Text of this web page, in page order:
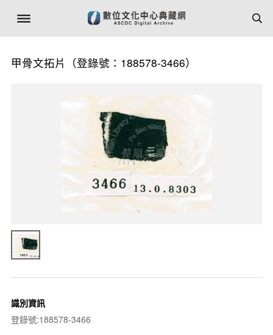
甲骨文拓片（登錄號：188578-3466）
識別資訊
登錄號:188578-3466